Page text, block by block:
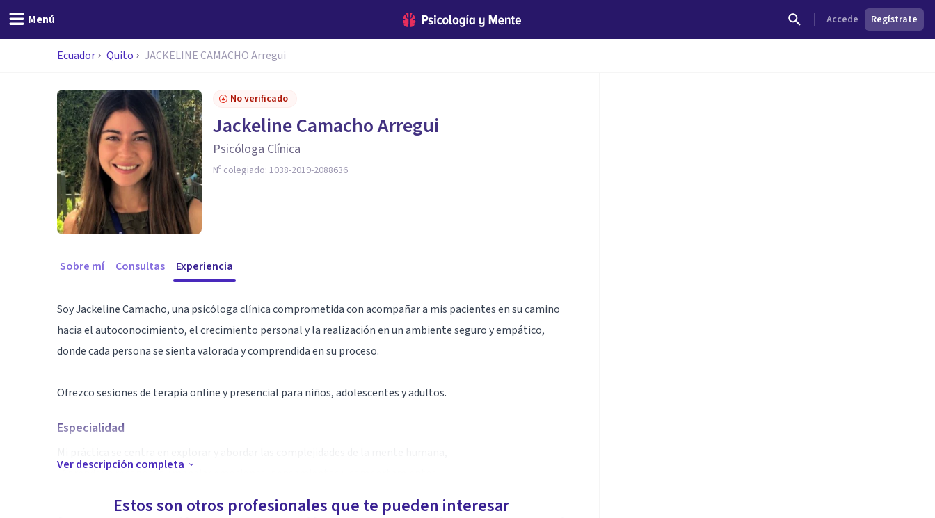
Menú Accede Regístrate
Ecuador Quito JACKELINE CAMACHO Arregui
No verificado
Jackeline Camacho Arregui
Psicóloga Clínica
Nº colegiado: 1038-2019-2088636
Sobre mí Consultas Experiencia
Soy Jackeline Camacho, una psicóloga clínica comprometida con acompañar a mis pacientes en su camino
hacia el autoconocimiento, el crecimiento personal y la realización en un ambiente seguro y empático,
donde cada persona se sienta valorada y comprendida en su proceso.
Ofrezco sesiones de terapia online y presencial para niños, adolescentes y adultos.
Especialidad
-Aprender a reconocer y manejar emociones, pensamientos y comportamientos.
Ver descripción completa
Estos son otros profesionales que te pueden interesar